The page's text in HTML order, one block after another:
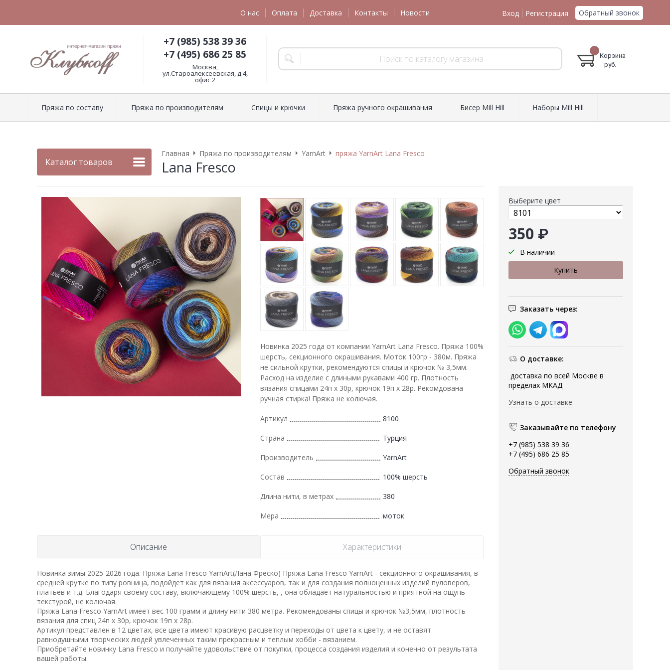
О нас Оплата Доставка Контакты Новости Вход Регистрация Обратный звонок
+7 (985) 538 39 36
+7 (495) 686 25 85
Москва,
ул.Староалексеевская, д.4,
офис 2
Корзина
руб.
Пряжа по составу Пряжа по производителям Спицы и крючки Пряжа ручного окрашивания Биcер Mill Hill Наборы Mill Hill
Каталог товаров
Главная Пряжа по производителям YarnArt пряжа YarnArt Lana Fresco
Lana Fresco
Выберите цвет
350 ₽
В наличии
Заказать через:
О доставке:
доставка по всей Москве в
пределах МКАД
Узнать о доставке
Заказывайте по телефону
+7 (985) 538 39 36
+7 (495) 686 25 85
Обратный звонок
Новинка 2025 года от компании YarnArt Lana Fresco. Пряжа 100%
шерсть, секционного окрашивания. Моток 100гр - 380м. Пряжа
не сильной крутки, рекомендуются спицы и крючок № 3,5мм.
Расход на изделие с длиными рукавами 400 гр. Плотность
вязания спицами 24п х 30р, крючок 19п х 28р. Рекомдована
ручная стирка! Пряжа не колючая.
Артикул 8100
Страна Турция
Производитель YarnArt
Состав 100% шерсть
Длина нити, в метрах 380
Мера моток
Описание Характеристики
Новинка зимы 2025-2026 года. Пряжа Lana Fresco YarnArt(Лана Фреско) Пряжа Lana Fresco YarnArt - секционного окрашивания, в
средней крутке по типу ровница, подойдет как для вязания аксессуаров, так и для создания полноценных изделий пуловеров,
платьев и т.д. Благодаря своему составу, включающему 100% шерсть, , она обладает натуральностью и приятной на ощупь
текстурой, не колючая.
Пряжа Lana Fresco YarnArt имеет вес 100 грамм и длину нити 380 метра. Рекомендованы спицы и крючок №3,5мм, плотность
вязания для спиц 24п х 30р, крючок 19п х 28р.
Артикул представлен в 12 цветах, все цвета имеют красивую расцветку и переходы от цвета к цвету, и не оставят
равнодушными творческих людей увлеченных таким прекрасным и теплым хобби - вязанием.
Приобретайте новинку Lana Fresco и получайте удовольствие от покупки, процесса создания изделия и конечно от результата
вашей работы.